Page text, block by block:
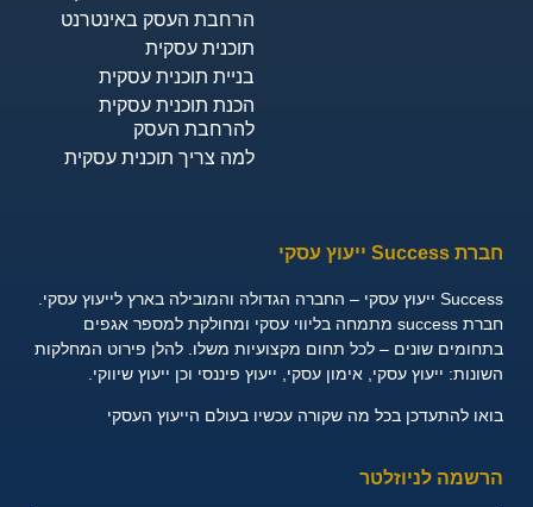
הרחבת העסק באינטרנט
תוכנית עסקית
בניית תוכנית עסקית
הכנת תוכנית עסקית
להרחבת העסק
למה צריך תוכנית עסקית
חברת Success ייעוץ עסקי
Success ייעוץ עסקי – החברה הגדולה והמובילה בארץ לייעוץ עסקי.
חברת success מתמחה בליווי עסקי ומחולקת למספר אגפים
בתחומים שונים – לכל תחום מקצועיות משלו. להלן פירוט המחלקות
השונות: ייעוץ עסקי, אימון עסקי, ייעוץ פיננסי וכן ייעוץ שיווקי.
בואו להתעדכן בכל מה שקורה עכשיו בעולם הייעוץ העסקי
הרשמה לניוזלטר